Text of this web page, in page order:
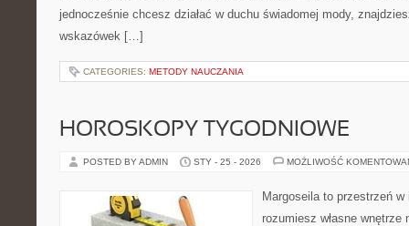
jednocześnie chcesz działać w duchu świadomej mody,
wskazówek […]
CATEGORIES: METODY NAUCZANIA
HOROSKOPY TYGODNIOWE
POSTED BY ADMIN STY - 25 - 2026 MOŻLIWOŚĆ
Margoseila to przestrzeń
rozumiesz własne